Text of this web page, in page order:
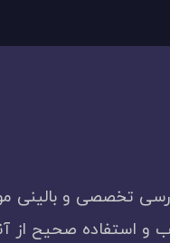
تخصصی و بالینی
و استفاده صحیح از